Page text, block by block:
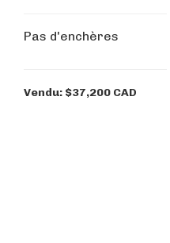
Pas d'enchères
Vendu: $37,200 CAD